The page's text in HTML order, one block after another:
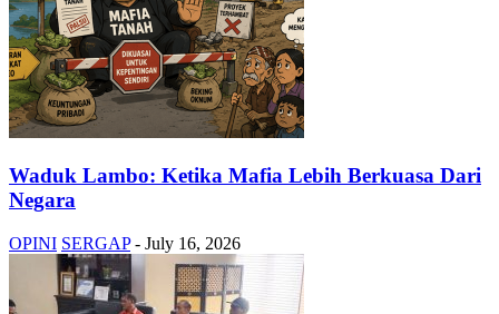
Waduk Lambo: Ketika Mafia Lebih Berkuasa Dari
Negara
OPINI SERGAP - July 16, 2026